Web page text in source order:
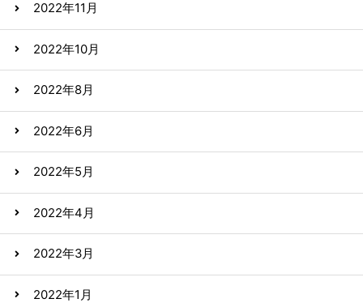
2022年11月
2022年10月
2022年8月
2022年6月
2022年5月
2022年4月
2022年3月
2022年1月